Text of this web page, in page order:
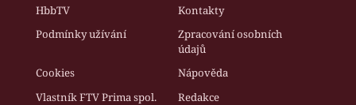
HbbTV
Kontakty
Podmínky užívání
Zpracování osobních
údajů
Cookies
Nápověda
Vlastník FTV Prima spol.
Redakce